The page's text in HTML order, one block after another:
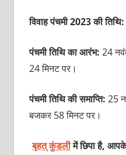
विवाह पंचमी 2023 की तिथि:
पंचमी तिथि का आरंभ: 24
24 मिनट पर।
पंचमी तिथि की समाप्ति: 25
बजकर 58 मिनट पर।
बृहत् कुंडलीमें छिपा है, आपके